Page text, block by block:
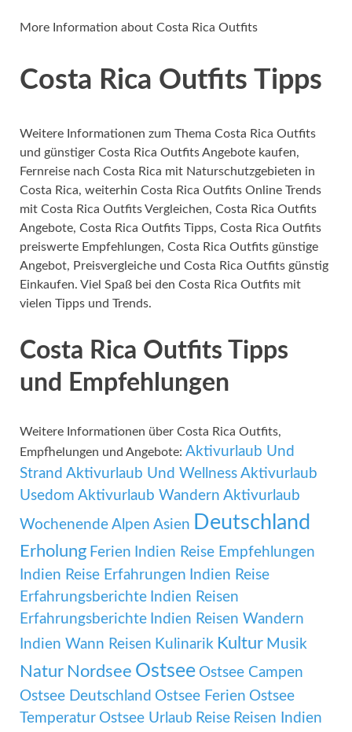
More Information about Costa Rica Outfits
Costa Rica Outfits Tipps
Weitere Informationen zum Thema Costa Rica Outfits
und günstiger Costa Rica Outfits Angebote kaufen,
Fernreise nach Costa Rica mit Naturschutzgebieten in
Costa Rica, weiterhin Costa Rica Outfits Online Trends
mit Costa Rica Outfits Vergleichen, Costa Rica Outfits
Angebote, Costa Rica Outfits Tipps, Costa Rica Outfits
preiswerte Empfehlungen, Costa Rica Outfits günstige
Angebot, Preisvergleiche und Costa Rica Outfits günstig
Einkaufen. Viel Spaß bei den Costa Rica Outfits mit
vielen Tipps und Trends.
Costa Rica Outfits Tipps
und Empfehlungen
Weitere Informationen über Costa Rica Outfits,
Empfhelungen und Angebote: Aktivurlaub Und
Strand Aktivurlaub Und Wellness Aktivurlaub
Usedom Aktivurlaub Wandern Aktivurlaub
Wochenende Alpen Asien Deutschland
Erholung Ferien Indien Reise Empfehlungen
Indien Reise Erfahrungen Indien Reise
Erfahrungsberichte Indien Reisen
Erfahrungsberichte Indien Reisen Wandern
Indien Wann Reisen Kulinarik Kultur Musik
Natur Nordsee Ostsee Ostsee Campen
Ostsee Deutschland Ostsee Ferien Ostsee
Temperatur Ostsee Urlaub Reise Reisen Indien